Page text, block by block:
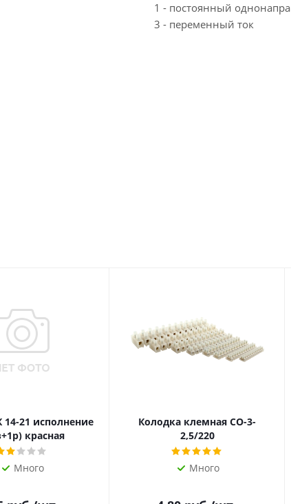
1 - постоянный
3 - переменный ток
14-21 исполнение
красная
Много
Колодка клемная СО-3-
2,5/220
Много